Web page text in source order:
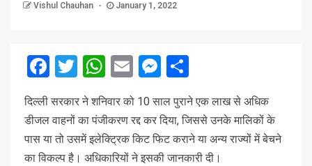
Vishul Chauhan January 1, 2022
Facebook
Twitter
WhatsApp
EmailMessenger
दिल्ली सरकार ने शनिवार को 10 साल पुराने एक लाख से अधिक
डीजल वाहनों का पंजीकरण रद्द कर दिया, जिससे उनके मालिकों के
पास या तो उसमें इलेक्ट्रिक किट फिट कराने या अन्य राज्यों में बेचने
का विकल्प है। अधिकारियों ने इसकी जानकारी दी।